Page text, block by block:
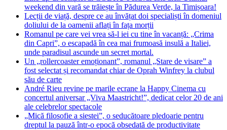
weekend din vară se trăiește în Pădurea Verde, la Timișoara!
Lecții de viață, despre ce au învățat doi specialiști în domeniul
doliului de la oamenii aflați în fața morții
Romanul pe care vei vrea să-l iei cu tine în vacanță: „Crima
din Capri”, o escapadă în cea mai frumoasă insulă a Italiei,
unde paradisul ascunde un secret mortal.
Un „rollercoaster emoționant”, romanul „Stare de visare” a
fost selectat și recomandat chiar de Oprah Winfrey la clubul
său de carte
André Rieu revine pe marile ecrane la Happy Cinema cu
concertul aniversar „Viva Maastricht!”, dedicat celor 20 de ani
ale celebrelor spectacole
„Mică filosofie a siestei”, o seducătoare pledoarie pentru
dreptul la pauză într-o epocă obsedată de productivitate